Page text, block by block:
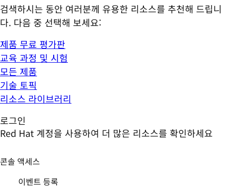
검색하시는 동안 여러분께 유용한 리소스를 추천해 드립니
다. 다음 중 선택해 보세요:
제품 무료 평가판
교육 과정 및 시험
모든 제품
기술 토픽
리소스 라이브러리
로그인
Red Hat 계정을 사용하여 더 많은 리소스를 확인하세요
콘솔 액세스
이벤트 등록